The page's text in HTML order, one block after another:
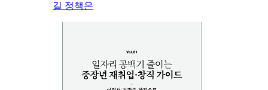
길 정책은